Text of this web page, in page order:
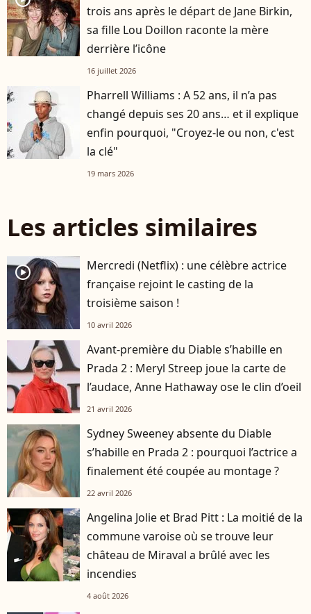
trois ans après le départ de Jane Birkin,
sa fille Lou Doillon raconte la mère
derrière l’icône
16 juillet 2026
Pharrell Williams : A 52 ans, il n’a pas
changé depuis ses 20 ans… et il explique
enfin pourquoi, "Croyez-le ou non, c'est
la clé"
19 mars 2026
Les articles similaires
player2
Mercredi (Netflix) : une célèbre actrice
française rejoint le casting de la
troisième saison !
10 avril 2026
Avant-première du Diable s’habille en
Prada 2 : Meryl Streep joue la carte de
l’audace, Anne Hathaway ose le clin d’oeil
21 avril 2026
Sydney Sweeney absente du Diable
s’habille en Prada 2 : pourquoi l’actrice a
finalement été coupée au montage ?
22 avril 2026
Angelina Jolie et Brad Pitt : La moitié de la
commune varoise où se trouve leur
château de Miraval a brûlé avec les
incendies
4 août 2026